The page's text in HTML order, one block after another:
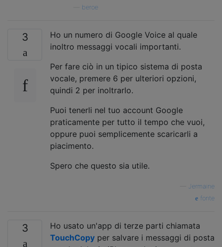
beroe
3
Ho un numero di Google Voice al quale
inoltro messaggi vocali importanti.
Per fare ciò in un tipico sistema di posta
vocale, premere 6 per ulteriori opzioni,
quindi 2 per inoltrarlo.
Puoi tenerli nel tuo account Google
praticamente per tutto il tempo che vuoi,
oppure puoi semplicemente scaricarli a
piacimento.
Spero che questo sia utile.
Jermaine
fonte
3
Ho usato un'app di terze parti chiamata
TouchCopy per salvare i messaggi di posta